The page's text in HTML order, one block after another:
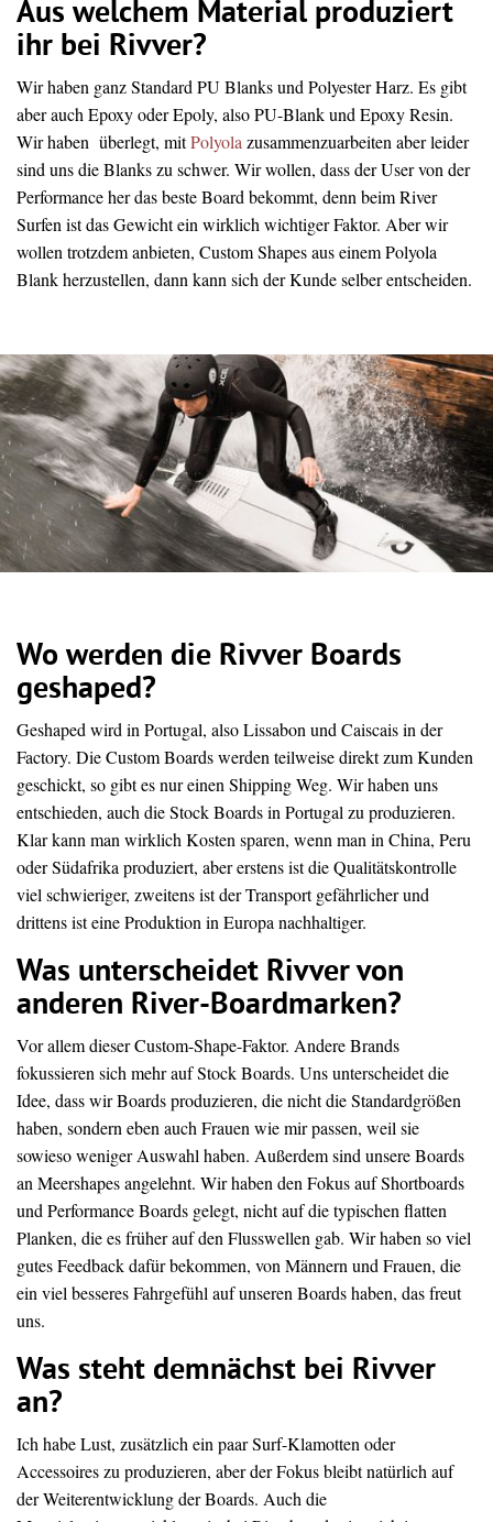
Aus welchem Material produziert
ihr bei Rivver?
Wir haben ganz Standard PU Blanks und Polyester Harz. Es gibt
aber auch Epoxy oder Epoly, also PU-Blank und Epoxy Resin.
Wir haben überlegt, mitPolyola zusammenzuarbeiten aber leider
sind uns die Blanks zu schwer. Wir wollen, dass der User von der
Performance her das beste Board bekommt, denn beim River
Surfen ist das Gewicht ein wirklich wichtiger Faktor. Aber wir
wollen trotzdem anbieten, Custom Shapes aus einem Polyola
Blank herzustellen, dann kann sich der Kunde selber entscheiden.​
Wo werden die Rivver Boards
geshaped?
Geshaped wird in Portugal, also Lissabon und Caiscais in der
Factory. Die Custom Boards werden teilweise direkt zum Kunden
geschickt, so gibt es nur einen Shipping Weg. Wir haben uns
entschieden, auch die Stock Boards in Portugal zu produzieren.
Klar kann man wirklich Kosten sparen, wenn man in China, Peru
oder Südafrika produziert, aber erstens ist die Qualitätskontrolle
viel schwieriger, zweitens ist der Transport gefährlicher und
drittens ist eine Produktion in Europa nachhaltiger.
Was unterscheidet Rivver von
anderen River-Boardmarken?
Vor allem dieser Custom-Shape-Faktor. Andere Brands
fokussieren sich mehr auf Stock Boards. Uns unterscheidet die
Idee, dass wir Boards produzieren, die nicht die Standardgrößen
haben, sondern eben auch Frauen wie mir passen, weil sie
sowieso weniger Auswahl haben. Außerdem sind unsere Boards
an Meershapes angelehnt. Wir haben den Fokus auf Shortboards
und Performance Boards gelegt, nicht auf die typischen flatten
Planken, die es früher auf den Flusswellen gab. Wir haben so viel
gutes Feedback dafür bekommen, von Männern und Frauen, die
ein viel besseres Fahrgefühl auf unseren Boards haben, das freut
uns.
Was steht demnächst bei Rivver
an?
Ich habe Lust, zusätzlich ein paar Surf-Klamotten oder
Accessoires zu produzieren, aber der Fokus bleibt natürlich auf
der Weiterentwicklung der Boards. Auch die